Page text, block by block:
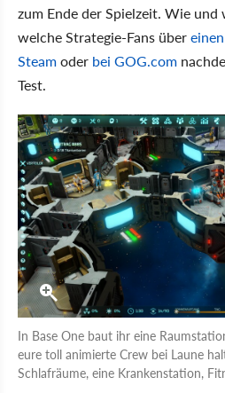
zum Ende der Spielzeit. Wie und
welche Strategie-Fans über
Steamoder bei GOG.com
Test.
In Base One baut ihr eine
eure toll animierte Crew bei Laune
Schlafräume, eine Krankenstation,